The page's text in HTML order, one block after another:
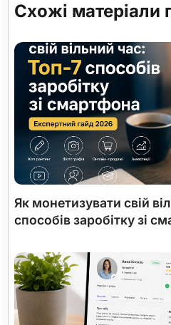
Схожі матеріали
Як монетизувати свій
способів заробітку зі